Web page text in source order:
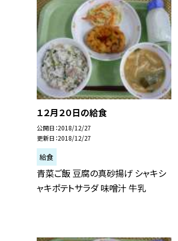
１２月２０日の給食
公開日 2018/12/27
更新日 2018/12/27
給食
青菜ご飯 豆腐の真砂揚げ シャキシ
ャキポテトサラダ 味噌汁 牛乳